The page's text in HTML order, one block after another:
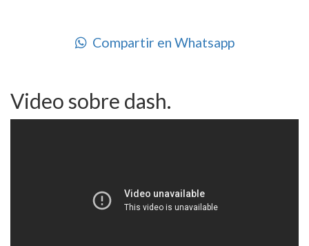
Compartir en Whatsapp
Video sobre dash.